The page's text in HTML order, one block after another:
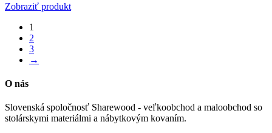
Zobraziť produkt
1
2
3
→
O nás
Slovenská spoločnosť Sharewood - veľkoobchod a maloobchod so
stolárskymi materiálmi a nábytkovým kovaním.